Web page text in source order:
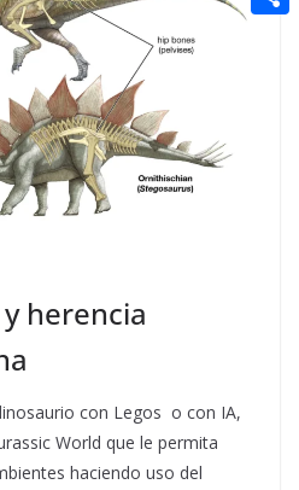
herencia
con Legos o con IA,
World que le permita
haciendo uso del
n
a